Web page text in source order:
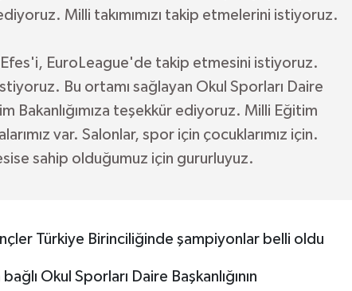
Milli takımımızı takip etmelerini istiyoruz.
EuroLeague'de takip etmesini istiyoruz.
Bu ortamı sağlayan Okul Sporları Daire
Bakanlığımıza teşekkür ediyoruz. Milli Eğitim
var. Salonlar, spor için çocuklarımız için.
sahip olduğumuz için gururluyuz.
Türkiye Birinciliğinde şampiyonlar belli oldu
Okul Sporları Daire Başkanlığının